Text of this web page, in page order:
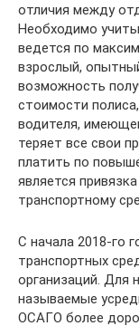
отличия между
Необходимо
ведется по
взрослый,
возможность
стоимости
водителя,
теряет все свои
платить по
является
транспортному
С начала 2018-го
транспортных
организаций. Для
называемые
ОСАГО более